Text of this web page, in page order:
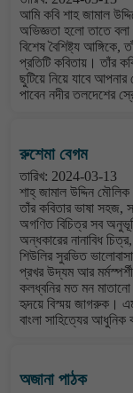
আমি কবি শাহ জামাল
অভিজ্ঞতা হলো তাতে
বিশেষ বৈশিষ্ট্য
প্রতিটি কবিতায়। তাঁর
ছুটিয়ে নিয়ে যাবে
পাবেন নদীর তলদেশের
রুশেমা বেগম
তারিখ: 2024-03-13
শাহ্ জামাল উদ্দিন
তাঁর কবিতার ভাষা সহজ,
অগণিত বিচিত্র সব
অন্ধকারের নানাবিধ
শিউলির সুরভিত
প্রখর উদ্যম আর
কলধ্বনির মত মন
হৃদয়ে বিস্ময় জাগরুক।
বাংলা সাহিত্যের
অজানা পাঠক